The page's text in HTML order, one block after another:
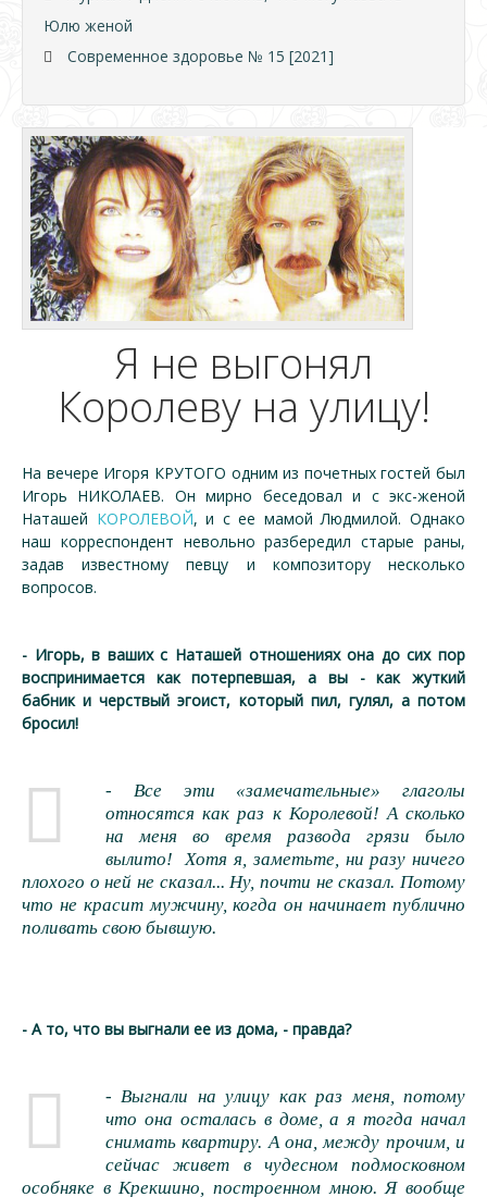
Юлю женой
Современное здоровье № 15 [2021]
Я не выгонял
Королеву на улицу!
На вечере Игоря КРУТОГО одним из почетных гостей был
Игорь НИКОЛАЕВ. Он мирно беседовал и с экс-женой
Наташей КОРОЛЕВОЙ, и с ее мамой Людмилой. Однако
наш корреспондент невольно разбередил старые раны,
задав известному певцу и композитору несколько
вопросов.
- Игорь, в ваших с Наташей отношениях она до сих пор
воспринимается как потерпевшая, а вы - как жуткий
бабник и черствый эгоист, который пил, гулял, а потом
бросил!
- Все эти «замечательные» глаголы
относятся как раз к Королевой! А сколько
на меня во время развода грязи было
вылито! Хотя я, заметьте, ни разу ничего
плохого о ней не сказал... Ну, почти не сказал. Потому
что не красит мужчину, когда он начинает публично
поливать свою бывшую.
- А то, что вы выгнали ее из дома, - правда?
- Выгнали на улицу как раз меня, потому
что она осталась в доме, а я тогда начал
снимать квартиру. А она, между прочим, и
сейчас живет в чудесном подмосковном
особняке в Крекшино, построенном мною. Я вообще